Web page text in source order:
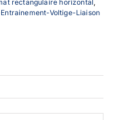
rectangulaire horizontal
Voltige-Liaison